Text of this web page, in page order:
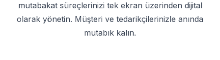
mutabakat süreçlerinizi tek ekran üzerinden dijital
olarak yönetin. Müşteri ve tedarikçilerinizle anında
mutabık kalın.